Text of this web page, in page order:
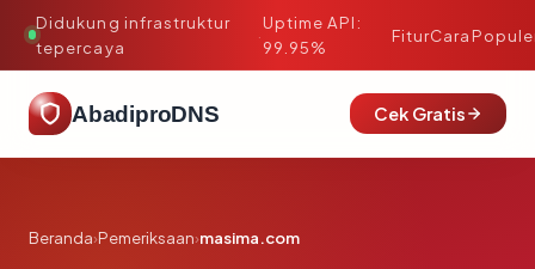
Didukung infrastruktur
tepercaya
·
Uptime API:
99.95%
FiturCara
AbadiproDNS Cek Gratis
Beranda›Pemeriksaan›masima.com